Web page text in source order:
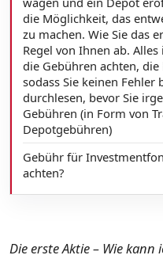
die Möglichkeit, das
zu machen. Wie Sie das
Regel von Ihnen ab.
die Gebühren achten,
sodass Sie keinen
durchlesen, bevor Sie
Gebühren (in Form von
Depotgebühren)
Gebühr für
achten?
Die erste Aktie – Wie